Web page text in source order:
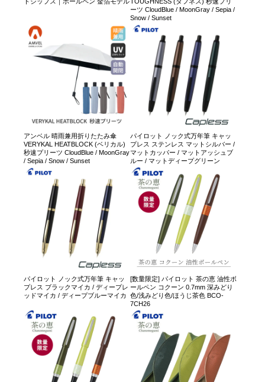
ーツ CloudBlue / MoonGray / Sepia /
Snow / Sunset
アンベル 晴雨兼用折りたたみ傘
VERYKAL HEATBLOCK (ベリカル)
秒速プリーツ CloudBlue / MoonGray
/ Sepia / Snow / Sunset
パイロット ノック式万年筆 キャッ
プレス ステンレス マットシルバー /
マットカッパー / マットアッシュブ
ルー / マットディープグリーン
パイロット ノック式万年筆 キャッ
プレス ブラックマイカ / ディープレ
ッドマイカ / ディープブルーマイカ
[数量限定] パイロット 茶の恵 油性ボ
ールペン コクーン 0.7mm 深みどり
色/浅みどり色/ほうじ茶色 BCO-
7CH26